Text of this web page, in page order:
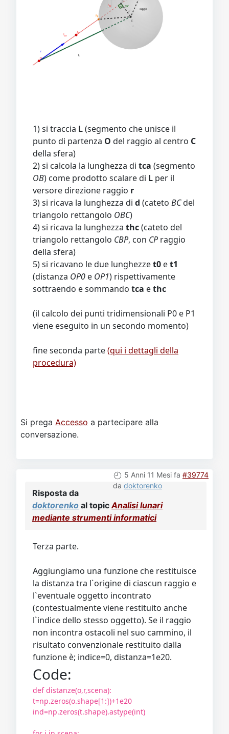
1) si traccia L(segmento che unisce il
punto di partenza O del raggio al centro C
della sfera)
2) si calcola la lunghezza di tca (segmento
OB) come prodotto scalare di L per il
versore direzione raggio r
3) si ricava la lunghezza di d (cateto BCdel
triangolo rettangolo OBC)
4) si ricava la lunghezza thc(cateto del
triangolo rettangolo CBP, con CP raggio
della sfera)
5) si ricavano le due lunghezzet0 et1
(distanza OP0 e OP1) rispettivamente
sottraendo e sommando tca ethc
(il calcolo dei punti tridimensionali P0 e P1
viene eseguito in un secondo momento)
fine seconda parte(qui i dettagli della
procedura)
Si prega Accesso a partecipare alla
conversazione.
5 Anni 11 Mesi fa #39774
da doktorenko
Risposta da
doktorenko al topic Analisi lunari
mediante strumenti informatici
Terza parte.
Aggiungiamo una funzione che restituisce
la distanza tra l`origine di ciascun raggio e
l`eventuale oggetto incontrato
(contestualmente viene restituito anche
l`indice dello stesso oggetto). Se il raggio
non incontra ostacoli nel suo cammino, il
risultato convenzionale restituito dalla
funzione è; indice=0, distanza=1e20.
Code:
def distanze(o,r,scena):
t=np.zeros(o.shape[1:])+1e20
ind=np.zeros(t.shape).astype(int)